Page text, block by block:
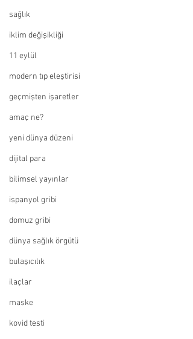
sağlık
iklim değişikliği
11 eylül
modern tıp eleştirisi
geçmişten işaretler
amaç ne?
yeni dünya düzeni
dijital para
bilimsel yayınlar
ispanyol gribi
domuz gribi
dünya sağlık örgütü
bulaşıcılık
ilaçlar
maske
kovid testi